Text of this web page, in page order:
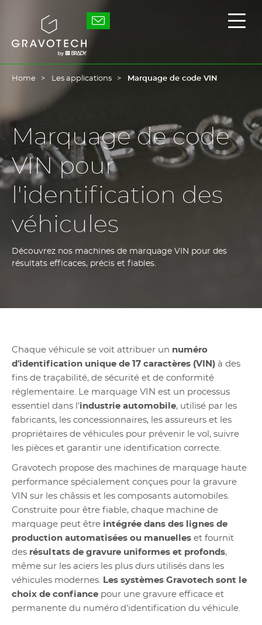
Gravotech
Home Les applications Marquage de code VIN
Marquage de code
VIN pour
l'identification des
véhicules
Découvrez nos machines de marquage VIN pour des
résultats efficaces, précis et fiables.
Chaque véhicule se voit attribuer un numéro
d'identification unique de 17 caractères (VIN) à des
fins de traçabilité, de sécurité et de conformité
réglementaire. Le marquage VIN est un processus
essentiel dans l'industrie automobile, utilisé par les
fabricants, les concessionnaires, les assureurs et les
propriétaires de véhicules pour prévenir le vol, suivre
les pièces et garantir une identification correcte.
Gravotech propose des machines de marquage haute
performance spécialement conçues pour la gravure
VIN sur les châssis et les composants automobiles.
Construite pour être fiable, chaque machine de
marquage peut être intégrée dans des lignes de
production automatisées ou manuelles et fournit
des résultats de gravure uniformes et profonds,
même sur les aciers les plus durs utilisés dans les
véhicules modernes. Les systèmes Gravotech sont le
choix de confiance pour une gravure efficace et
permanente du numéro d'identification du véhicule.